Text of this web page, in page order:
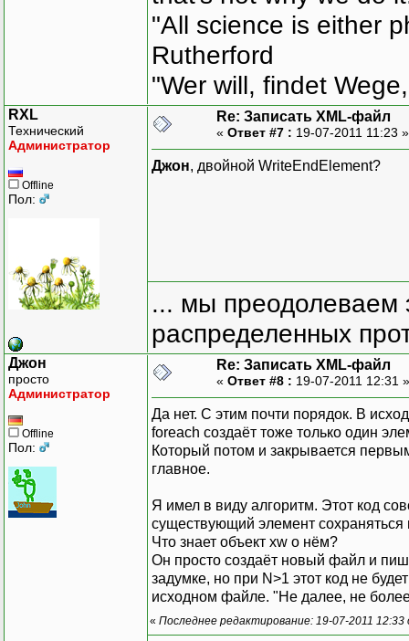
xw WriteEndElement
xw.WriteEndElement( ;
xw . WriteEndDocument
xw. Close() ;
}
"All science is either
Rutherford
"Wer will, findet
RXL
Технический
Администратор
Offline
Пол:
Re: Записать XML-файл
« Ответ #7 : 19-07-2011 11:23
Джон, двойной WriteEndElement?
... мы преодолеваем
распределенных
Джон
просто
Администратор
Offline
Пол:
Re: Записать XML-файл
« Ответ #8 : 19-07-2011 12:31
Да нет. С этим почти порядок. В
foreach создаёт тоже только один
Который потом и закрывается
главное.
Я имел в виду алгоритм. Этот код
существующий элемент
Что знает объект xw о нём?
Он просто создаёт новый файл и
задумке, но при N>1 этот код не
исходном файле. "Не далее, не
« Последнее редактирование: 19-07-2011